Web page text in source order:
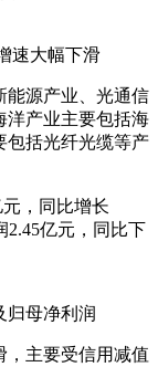
速大幅下滑
能源产业、光通信
洋产业主要包括海
包括光纤光缆等产
，同比增长
2.45亿元，同比下
归母净利润
，主要受信用减值